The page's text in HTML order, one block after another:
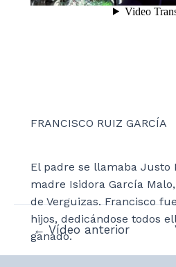
FRANCISCO RUIZ GARCÍA
El padre se llamaba Justo
madre Isidora García
de Verguizas. Francisco
hijos, dedicándose todos
ganado.
Navegación
← Vídeo anterior